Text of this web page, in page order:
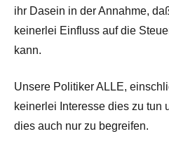
ihr Dasein in der Annahme,
keinerlei Einfluss auf die
kann.
Unsere Politiker ALLE,
keinerlei Interesse dies zu tun
dies auch nur zu begreifen.